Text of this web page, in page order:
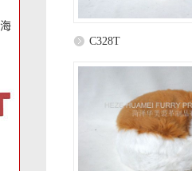
C328T